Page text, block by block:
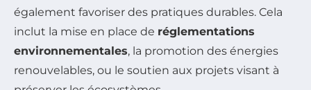
également favoriser des pratiques durables. Cela
inclut la mise en place de réglementations
environnementales, la promotion des énergies
renouvelables, ou le soutien aux projets visant à